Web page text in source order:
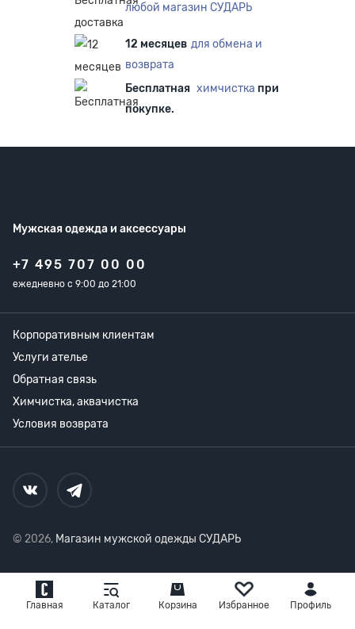
Главная Каталог Корзина Избранное Профиль
любой магазин СУДАРЬ
12 месяцев для обмена и
возврата
Бесплатная химчистка при
покупке.
Мужская одежда и аксессуары
+7 495 707 00 00
ежедневно с 9:00 до 21:00
Корпоративным клиентам
Услуги ателье
Обратная связь
Химчистка, аквачистка
Условия возврата
© 2026, Магазин мужской одежды СУДАРЬ